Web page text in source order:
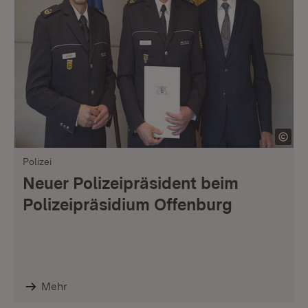
Polizei
Neuer Polizeipräsident beim
Polizeipräsidium Offenburg
Mehr